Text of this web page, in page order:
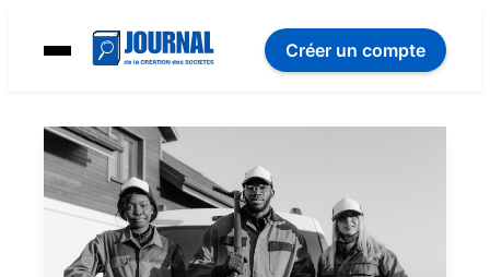
Créer un compte